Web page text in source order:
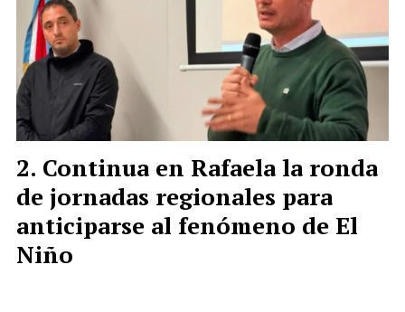
Continua en Rafaela la ronda
de jornadas regionales para
anticiparse al fenómeno de El
Niño